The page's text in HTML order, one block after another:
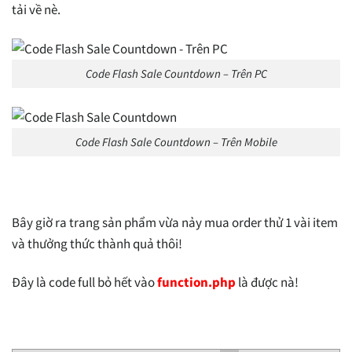
tải về nè.
Code Flash Sale Countdown – Trên PC
Code Flash Sale Countdown – Trên Mobile
Bây giờ ra trang sản phẩm vừa nảy mua order thử 1 vài item
và thưởng thức thành quả thôi!
Đây là code full bỏ hết vàofunction.php là được nà!